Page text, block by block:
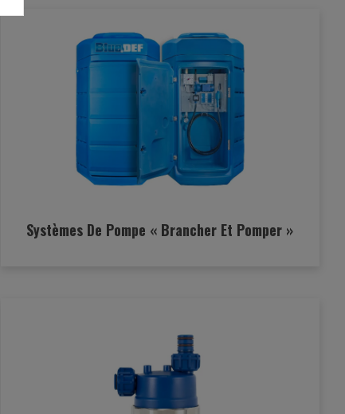
Systèmes De Pompe « Brancher Et Pomper »